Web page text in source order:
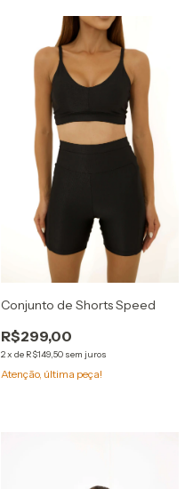
Conjunto de Shorts Speed
R$299,00
2x de R$149,50 sem juros
Atenção, última peça!